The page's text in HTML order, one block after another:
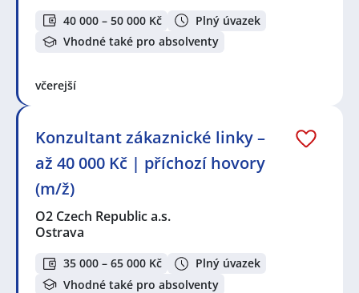
40 000 – 50 000 Kč
Plný úvazek
Vhodné také pro absolventy
včerejší
Konzultant zákaznické linky –
až 40 000 Kč | příchozí hovory
(m/ž)
O2 Czech Republic a.s.
Ostrava
35 000 – 65 000 Kč
Plný úvazek
Vhodné také pro absolventy